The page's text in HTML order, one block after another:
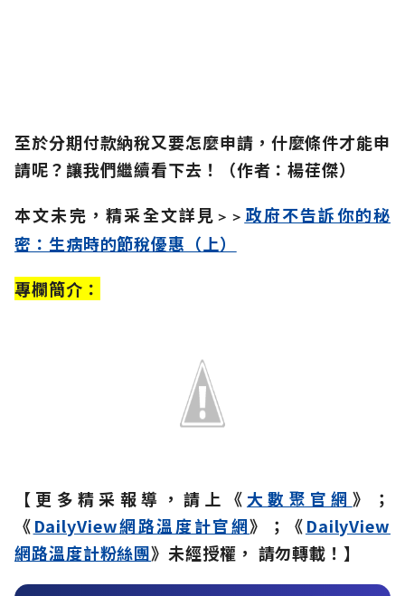
至於分期付款納稅又要怎麼申請，什麼條件才能申
請呢？讓我們繼續看下去！（作者：楊荏傑）
本文未完，精采全文詳見 ＞＞ 政府不告訴你的秘
密：生病時的節稅優惠（上）
專欄簡介：
【更多精采報導，請上《 大數聚官網 》；
《DailyView網路溫度計官網》；《DailyView
網路溫度計粉絲團》未經授權， 請勿轉載！】